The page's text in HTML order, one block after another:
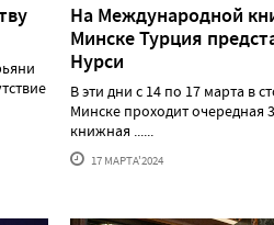
На Международной
Минске Турция
Нурси
В эти дни с 14 по 17 марта в
Минске проходит очередная
книжная ......
17 МАРТА'2024